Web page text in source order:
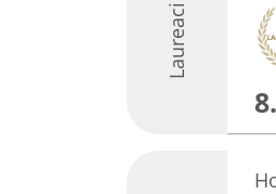
Laureaci